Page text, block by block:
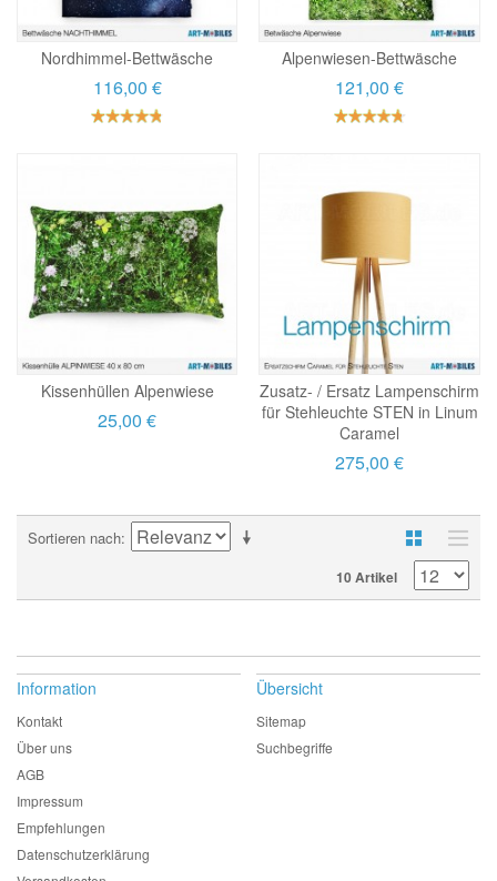
Nordhimmel-Bettwäsche
116,00 €
Alpenwiesen-Bettwäsche
121,00 €
Kissenhüllen Alpenwiese
25,00 €
Zusatz- / Ersatz Lampenschirm
für Stehleuchte STEN in Linum
Caramel
275,00 €
Sortieren nach
10 Artikel
Information
Kontakt
Über uns
AGB
Impressum
Empfehlungen
Datenschutzerklärung
Übersicht
Sitemap
Suchbegriffe